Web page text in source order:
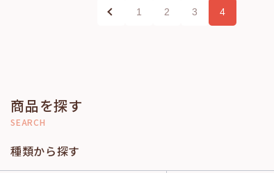
1 2 3 4
商品を探す
SEARCH
種類から探す